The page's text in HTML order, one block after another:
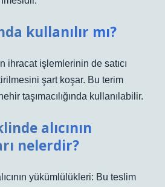
kullanılır mı?
ihracat işlemlerinin de satıcı
şart koşar. Bu terim
taşımacılığında kullanılabilir.
alıcının
nelerdir?
yükümlülükleri: Bu teslim